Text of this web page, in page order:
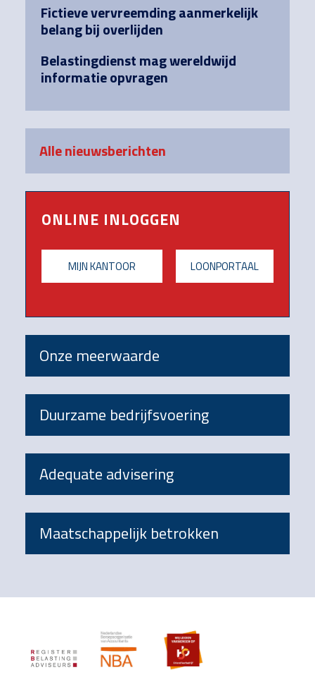
Fictieve vervreemding aanmerkelijk
belang bij overlijden
Belastingdienst mag wereldwijd
informatie opvragen
Alle nieuwsberichten
ONLINE INLOGGEN
MIJN KANTOOR LOONPORTAAL
Onze meerwaarde
Duurzame bedrijfsvoering
Adequate advisering
Maatschappelijk betrokken